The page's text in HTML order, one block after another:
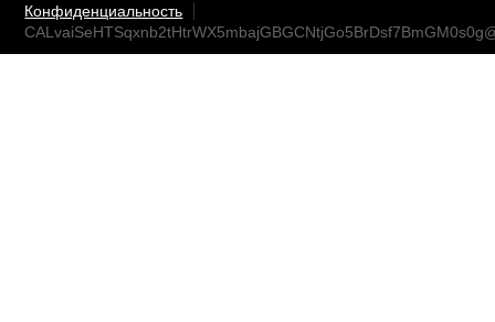
Конфиденциальность